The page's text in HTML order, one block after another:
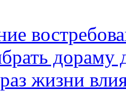
дораму
жизни